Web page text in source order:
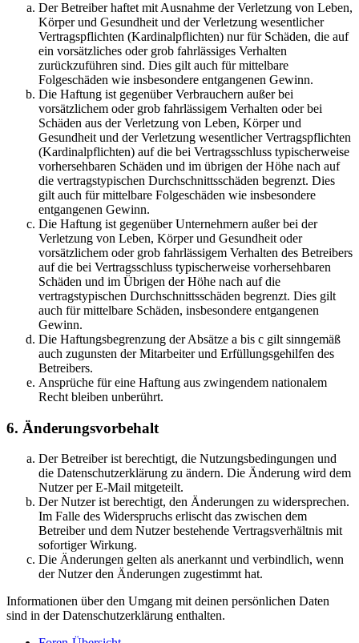
Der Betreiber haftet mit Ausnahme der Verletzung von Leben,
Körper und Gesundheit und der Verletzung wesentlicher
Vertragspflichten (Kardinalpflichten) nur für Schäden, die auf
ein vorsätzliches oder grob fahrlässiges Verhalten
zurückzuführen sind. Dies gilt auch für mittelbare
Folgeschäden wie insbesondere entgangenen Gewinn.
Die Haftung ist gegenüber Verbrauchern außer bei
vorsätzlichem oder grob fahrlässigem Verhalten oder bei
Schäden aus der Verletzung von Leben, Körper und
Gesundheit und der Verletzung wesentlicher Vertragspflichten
(Kardinalpflichten) auf die bei Vertragsschluss typischerweise
vorhersehbaren Schäden und im übrigen der Höhe nach auf
die vertragstypischen Durchschnittsschäden begrenzt. Dies
gilt auch für mittelbare Folgeschäden wie insbesondere
entgangenen Gewinn.
Die Haftung ist gegenüber Unternehmern außer bei der
Verletzung von Leben, Körper und Gesundheit oder
vorsätzlichem oder grob fahrlässigem Verhalten des Betreibers
auf die bei Vertragsschluss typischerweise vorhersehbaren
Schäden und im Übrigen der Höhe nach auf die
vertragstypischen Durchschnittsschäden begrenzt. Dies gilt
auch für mittelbare Schäden, insbesondere entgangenen
Gewinn.
Die Haftungsbegrenzung der Absätze a bis c gilt sinngemäß
auch zugunsten der Mitarbeiter und Erfüllungsgehilfen des
Betreibers.
Ansprüche für eine Haftung aus zwingendem nationalem
Recht bleiben unberührt.
6. Änderungsvorbehalt
Der Betreiber ist berechtigt, die Nutzungsbedingungen und
die Datenschutzerklärung zu ändern. Die Änderung wird dem
Nutzer per E-Mail mitgeteilt.
Der Nutzer ist berechtigt, den Änderungen zu widersprechen.
Im Falle des Widerspruchs erlischt das zwischen dem
Betreiber und dem Nutzer bestehende Vertragsverhältnis mit
sofortiger Wirkung.
Die Änderungen gelten als anerkannt und verbindlich, wenn
der Nutzer den Änderungen zugestimmt hat.
Informationen über den Umgang mit deinen persönlichen Daten
sind in der Datenschutzerklärung enthalten.